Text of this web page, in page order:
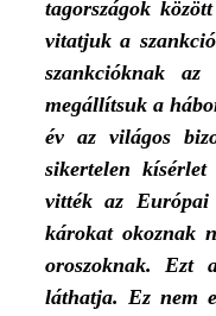
tagországok
vitatjuk a
szankcióknak
megállítsuk a
év az világos
sikertelen
vitték az Európai
károkat okoznak
oroszoknak. Ezt
láthatja. Ez nem